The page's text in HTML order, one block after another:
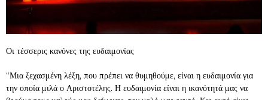
Οι τέσσερις κανόνες της ευδαιμονίας
“Μια ξεχασμένη λέξη, που πρέπει να θυμηθούμε, είναι η ευδαιμονία για
την οποία μιλά ο Αριστοτέλης. Η ευδαιμονία είναι η ικανότητά μας να